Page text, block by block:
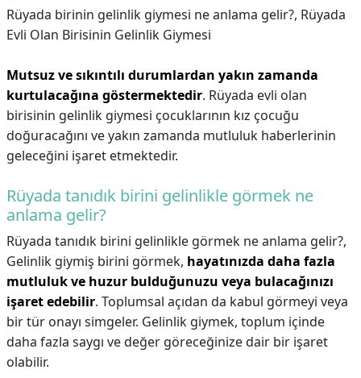
Rüyada birinin gelinlik giymesi ne anlama gelir?, Rüyada
Evli Olan Birisinin Gelinlik Giymesi
Mutsuz ve sıkıntılı durumlardan yakın zamanda
kurtulacağına göstermektedir. Rüyada evli olan
birisinin gelinlik giymesi çocuklarının kız çocuğu
doğuracağını ve yakın zamanda mutluluk haberlerinin
geleceğini işaret etmektedir.
Rüyada tanıdık birini gelinlikle görmek ne
anlama gelir?
Rüyada tanıdık birini gelinlikle görmek ne anlama gelir?,
Gelinlik giymiş birini görmek, hayatınızda daha fazla
mutluluk ve huzur bulduğunuzu veya bulacağınızı
işaret edebilir. Toplumsal açıdan da kabul görmeyi veya
bir tür onayı simgeler. Gelinlik giymek, toplum içinde
daha fazla saygı ve değer göreceğinize dair bir işaret
olabilir.